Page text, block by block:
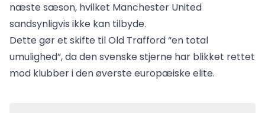
næste sæson, hvilket Manchester United
sandsynligvis ikke kan tilbyde.
Dette gør et skifte til Old Trafford “en total
umulighed”, da den svenske stjerne har blikket rettet
mod klubber i den øverste europæiske elite.